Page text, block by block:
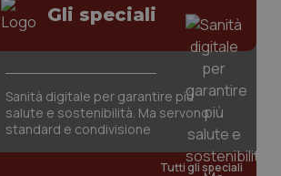
Gli speciali
Sanità digitale per garantire più
salute e sostenibilità. Ma servono
standard e condivisione
Tutti gli speciali